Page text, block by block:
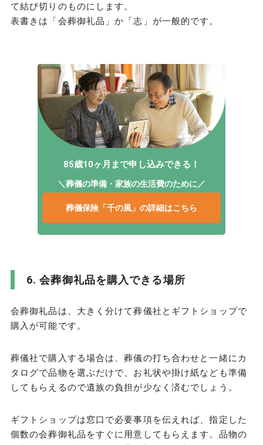
て結び切りのものにします。
表書きは「会葬御礼品」か「志」が一般的です。
85歳10ヶ月まで申し込みできる！
＼葬儀の準備・家族の生活費のために／
葬儀保険「千の風」の詳細はこちら
会葬御礼品を購入できる場所
会葬御礼品は、大きく分けて葬儀社とギフトショップで
購入が可能です。
葬儀社で購入する場合は、葬儀の打ち合わせと一緒にカ
タログで品物を選ぶだけで、お礼状や掛け紙なども準備
してもらえるので遺族の負担が少なく済むでしょう。
ギフトショップは窓口で必要事項を伝えれば、指定した
個数の会葬御礼品をすぐに用意してもらえます。品物の